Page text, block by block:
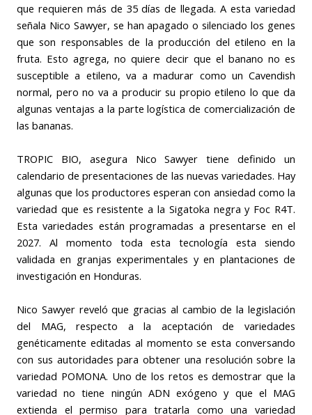
que requieren más de 35 días de llegada. A esta variedad
señala Nico Sawyer, se han apagado o silenciado los genes
que son responsables de la producción del etileno en la
fruta. Esto agrega, no quiere decir que el banano no es
susceptible a etileno, va a madurar como un Cavendish
normal, pero no va a producir su propio etileno lo que da
algunas ventajas a la parte logística de comercialización de
las bananas.
TROPIC BIO, asegura Nico Sawyer tiene definido un
calendario de presentaciones de las nuevas variedades. Hay
algunas que los productores esperan con ansiedad como la
variedad que es resistente a la Sigatoka negra y Foc R4T.
Esta variedades están programadas a presentarse en el
2027. Al momento toda esta tecnología esta siendo
validada en granjas experimentales y en plantaciones de
investigación en Honduras.
Nico Sawyer reveló que gracias al cambio de la legislación
del MAG, respecto a la aceptación de variedades
genéticamente editadas al momento se esta conversando
con sus autoridades para obtener una resolución sobre la
variedad POMONA. Uno de los retos es demostrar que la
variedad no tiene ningún ADN exógeno y que el MAG
extienda el permiso para tratarla como una variedad